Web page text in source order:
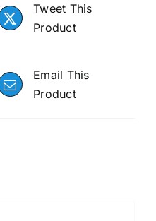
Tweet This
Product
Email This
Product